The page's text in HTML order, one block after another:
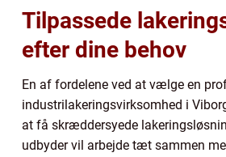
Tilpassede
efter dine behov
En af fordelene ved at vælge en
industrilakeringsvirksomhed i
at få skræddersyede
udbyder vil arbejde tæt sammen